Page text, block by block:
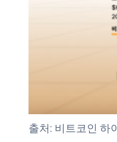
출처: 비트코인 하